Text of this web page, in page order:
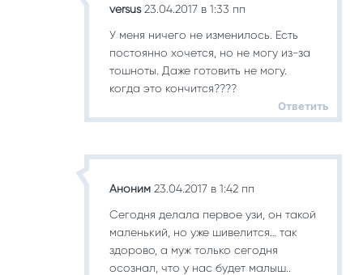
versus23.04.2017 в 1:33 пп
У меня ничего не изменилось. Есть
постоянно хочется, но не могу из-за
тошноты. Даже готовить не могу.
когда это кончится????
Ответить
Аноним 23.04.2017 в 1:42 пп
Сегодня делала первое узи, он такой
маленький, но уже шивелится… так
здорово, а муж только сегодня
осознал, что у нас будет малыш..